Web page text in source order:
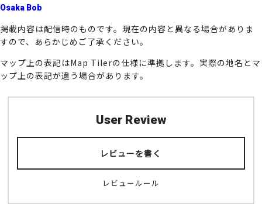
Osaka Bob
掲載内容は配信時のものです。現在の内容と異なる場合がありま
すので、あらかじめご了承ください。
マップ上の表記はMap Tilerの仕様に準拠します。実際の地名とマ
ップ上の表記が違う場合があります。
User Review
レビューを書く
レビュールール